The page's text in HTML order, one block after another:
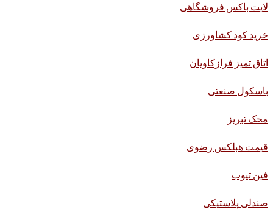
لایت باکس فروشگاهی
خرید کود کشاورزی
اتاق تمیز فرازکاویان
باسکول صنعتی
محک تبریز
قیمت هبلکس رضوی
فین تیوب
صندلی پلاستیکی